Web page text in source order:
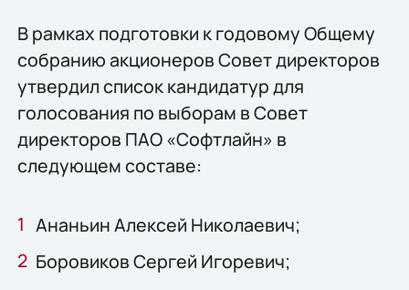
В рамках подготовки к годовому Общему
собранию акционеров Совет директоров
утвердил список кандидатур для
голосования по выборам в Совет
директоров ПАО «Софтлайн» в
следующем составе:
Ананьин Алексей Николаевич;
Боровиков Сергей Игоревич;